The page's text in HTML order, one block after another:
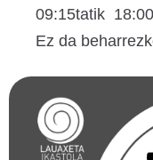
09:15tatik
Ez da